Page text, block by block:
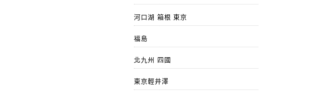
河口湖 箱根 東京
福島
北九州 四國
東京輕井澤